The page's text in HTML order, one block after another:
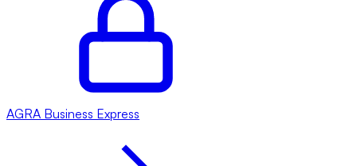
AGRA Business Express